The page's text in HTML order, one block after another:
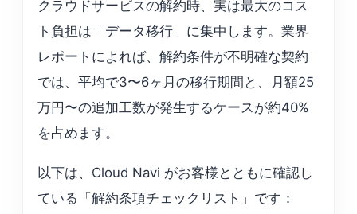
クラウドサービスの解約時、実は最大のコス
ト負担は「データ移行」に集中します。業界
レポートによれば、解約条件が不明確な契約
では、平均で3〜6ヶ月の移行期間と、月額25
万円〜の追加工数が発生するケースが約40%
を占めます。
以下は、Cloud Navi がお客様とともに確認し
ている「解約条項チェックリスト」です：